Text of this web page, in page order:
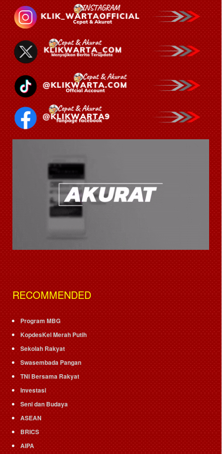
RECOMMENDED
Program MBG
KopdesKel Merah Putih
Sekolah Rakyat
Swasembada Pangan
TNI Bersama Rakyat
Investasi
Seni dan Budaya
ASEAN
BRICS
AIPA